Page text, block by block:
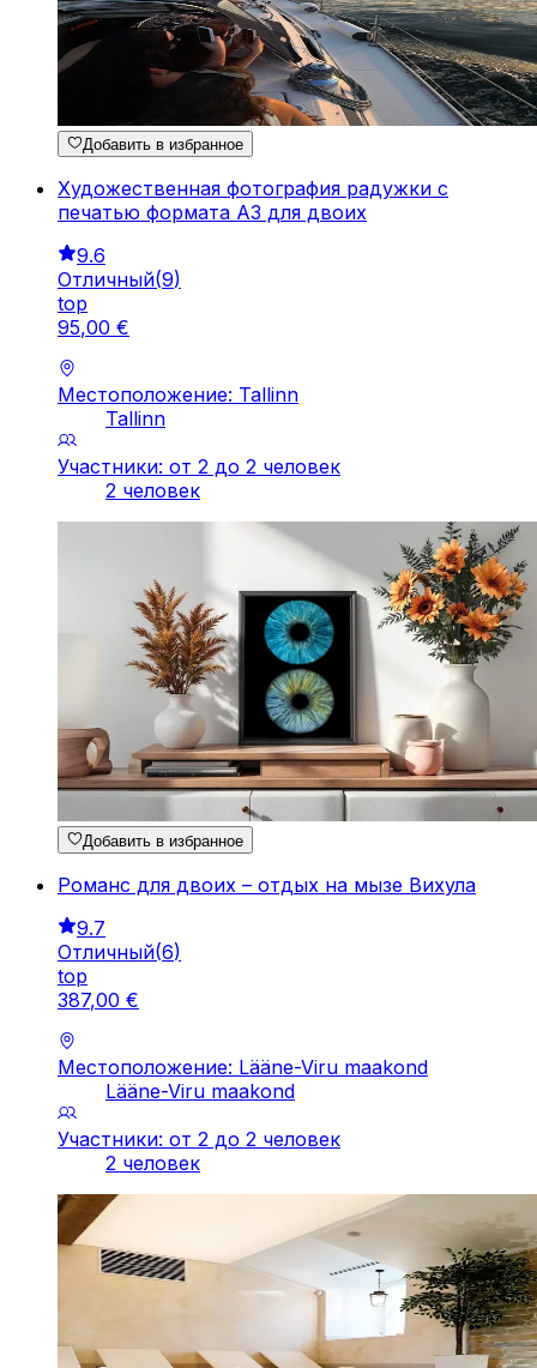
Добавить в избранное
Художественная фотография радужки с
печатью формата A3 для двоих
9.6
Отличный(9)
top
95,00 €
Местоположение: Tallinn
Tallinn
Участники: от 2 до 2 человек
2 человек
Добавить в избранное
Романс для двоих – отдых на мызе Вихула
9.7
Отличный(6)
top
387,00 €
Местоположение: Lääne-Viru maakond
Lääne-Viru maakond
Участники: от 2 до 2 человек
2 человек